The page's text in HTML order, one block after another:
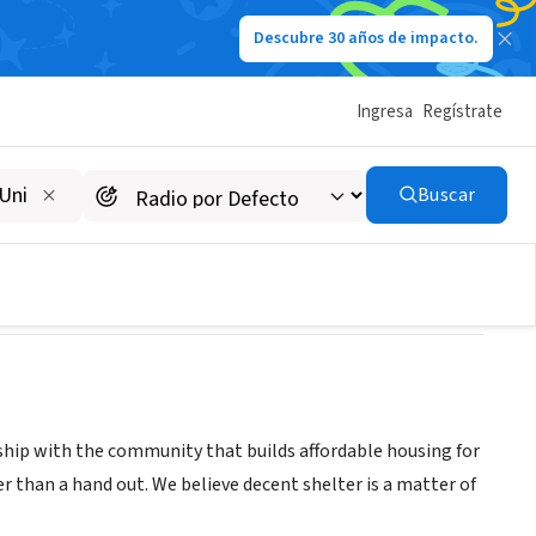
Descubre 30 años de impacto.
Ingresa Regístrate
Buscar
with the community that builds affordable housing for
than a hand out. We believe decent shelter is a matter of